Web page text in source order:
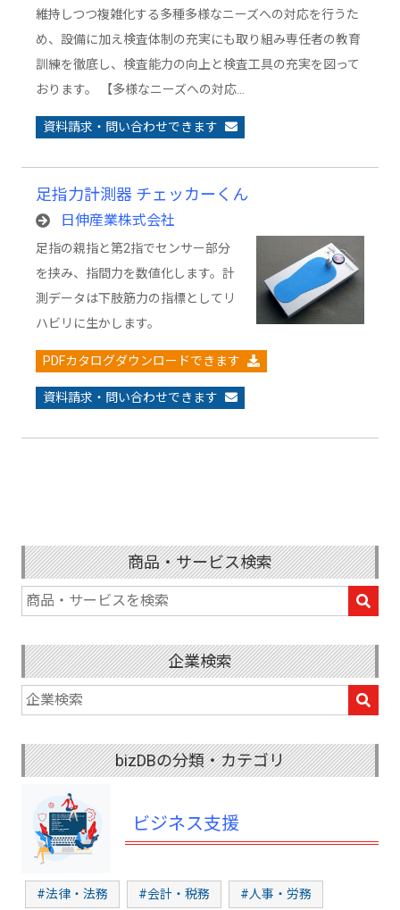
維持しつつ複雑化する多種多様なニーズへの対応を行うた
め、設備に加え検査体制の充実にも取り組み専任者の教育
訓練を徹底し、検査能力の向上と検査工具の充実を図って
おります。 【多様なニーズへの対応…
資料請求・問い合わせできます
足指力計測器 チェッカーくん
日伸産業株式会社
足指の親指と第2指でセンサー部分
を挟み、指間力を数値化します。計
測データは下肢筋力の指標としてリ
ハビリに生かします。
PDFカタログダウンロードできます
資料請求・問い合わせできます
商品・サービス検索
企業検索
bizDBの分類・カテゴリ
ビジネス支援
#法律・法務 #会計・税務 #人事・労務